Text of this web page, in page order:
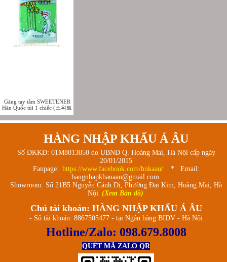
Găng tay tắm SWEETENER
Hàn Quốc túi 1 chiếc (스위트
너 장갑타올)-hết
HÀNG NHẬP KHẨU Á ÂU
Số ĐKKD: 01M8013050 do UBND Q. Hoàng Mai, Hà Nội cấp ngày
20/01/2015
Fanpage: https://www.facebook.com/hnkaau/
* Email:
hangnhapkhauaau@gmail.com
Showroom: Số 21B5 Nguyễn Cảnh Dị, Phường Đại Kim, Hoàng Mai, Hà
Nội (Xem Bản đồ)
Chủ tài khoản: HÀNG NHẬP KHẨU Á ÂU
- Số tài khoản: 8867505477 - tại Ngân hàng BIDV - Hà Nội
Hotline/Zalo: 098.679.8008
QUÉT MÃ ZALO QR